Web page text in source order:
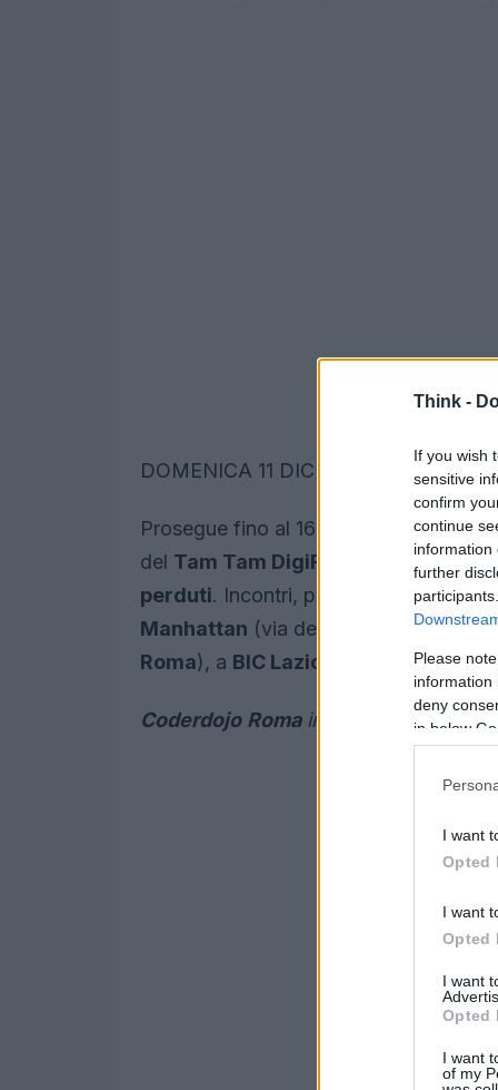
Think -
If you wish
sensitive
confirm
continue
information
further
Please
information
deny
in below
I want
Opted
I want
Opted
I want
Opted
I want
of my
DOMENICA 11 DICEMBRE
Prosegue fino al 16 dicembre, tra
del Tam Tam DigiFest che
perduti. Incontri, proiezioni, mostre
Manhattan (via del Boschetto 58 a
Roma), a BIC Lazio (via Faul 20-22,
Coderdojo Romain Campidoglio a